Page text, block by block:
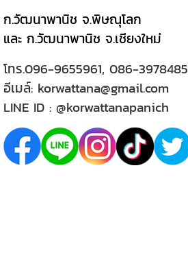
ก.วัฒนาพานิช จ.พิษณุโลก
และ ก.วัฒนาพานิช จ.เชียงใหม่
โทร.096-9655961, 086-3978485
อีเมล์: korwattana@gmail.com
LINE ID : @korwattanapanich